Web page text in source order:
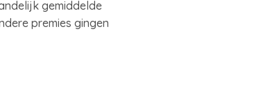
gemiddelde
premies gingen